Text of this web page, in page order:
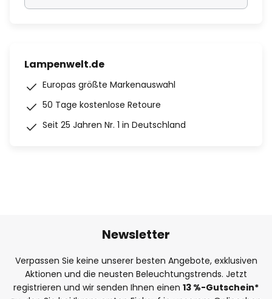
Lampenwelt.de
Europas größte Markenauswahl
50 Tage kostenlose Retoure
Seit 25 Jahren Nr. 1 in Deutschland
Newsletter
Verpassen Sie keine unserer besten Angebote, exklusiven
Aktionen und die neusten Beleuchtungstrends. Jetzt
registrieren und wir senden Ihnen einen 13 %-Gutschein*